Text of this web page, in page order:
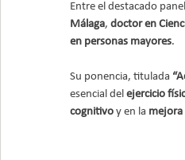
Entre el destacado
Málaga, doctor en
en personas mayores.
Su ponencia, titulada
esencial del ejercicio
cognitivo y en la mejora